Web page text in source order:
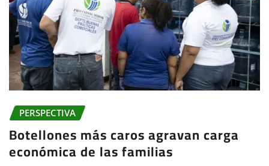
PERSPECTIVA
Botellones más caros agravan carga
económica de las familias